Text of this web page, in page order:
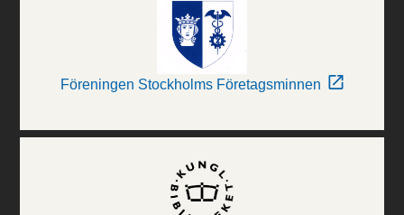
Föreningen Stockholms Företagsminnen